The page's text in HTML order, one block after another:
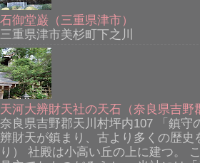
石御堂巌（三重県津市）
三重県津市美杉町下之川
天河大辨財天社の天石（奈良県吉野
奈良県吉野郡天川村坪内107 「鎮守
辨財天が鎮まり、古より多くの歴史
り） 社殿は小高い丘の上に建つ。